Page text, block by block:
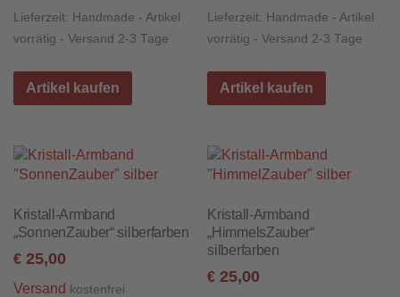
Lieferzeit: Handmade - Artikel
vorrätig - Versand 2-3 Tage
Artikel kaufen
Lieferzeit: Handmade - Artikel
vorrätig - Versand 2-3 Tage
Artikel kaufen
Kristall-Armband
„SonnenZauber“ silberfarben
€ 25,00
Versand kostenfrei
Kristall-Armband
„HimmelsZauber“
silberfarben
€ 25,00